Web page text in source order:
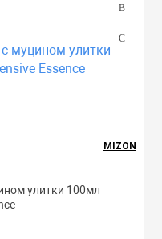
MIZON
улитки 100мл